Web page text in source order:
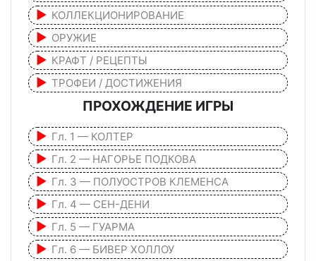
КОЛЛЕКЦИОНИРОВАНИЕ
ОРУЖИЕ
КРАФТ / РЕЦЕПТЫ
ТРОФЕИ / ДОСТИЖЕНИЯ
ПРОХОЖДЕНИЕ ИГРЫ
Гл. 1 — КОЛТЕР
Гл. 2 — НАГОРЬЕ ПОДКОВА
Гл. 3 — ПОЛУОСТРОВ КЛЕМЕНСА
Гл. 4 — СЕН-ДЕНИ
Гл. 5 — ГУАРМА
Гл. 6 — БИВЕР ХОЛЛОУ